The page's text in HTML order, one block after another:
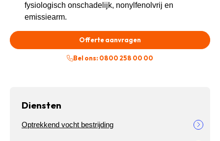
fysiologisch onschadelijk, nonylfenolvrij en
emissiearm.
Offerte aanvragen
Bel ons: 0800 258 00 00
Diensten
Optrekkend vocht bestrijding